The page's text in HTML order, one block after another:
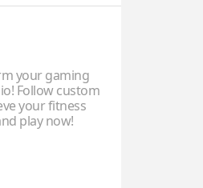
your gaming
Follow custom
your fitness
play now!